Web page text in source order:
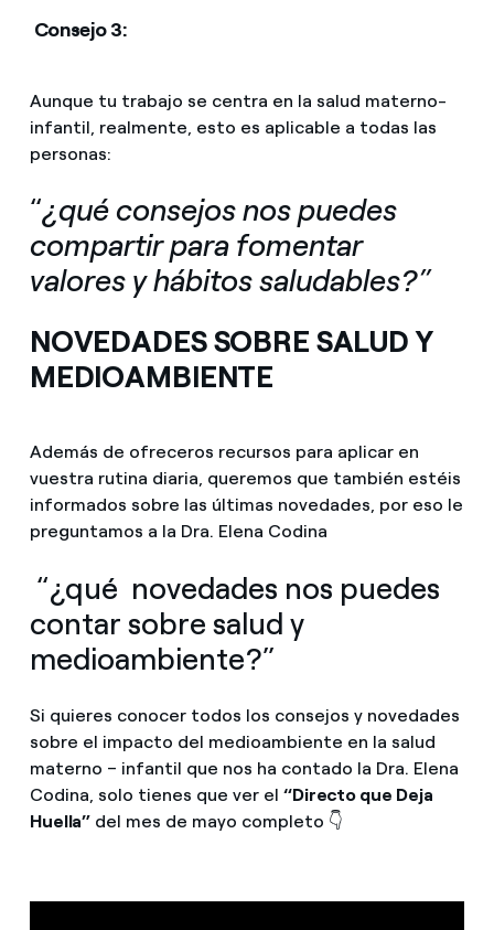
Consejo 3:
Aunque tu trabajo se centra en la salud materno-
infantil, realmente, esto es aplicable a todas las
personas:
“¿qué consejos nos puedes
compartir para fomentar
valores y hábitos saludables?”
NOVEDADES SOBRE SALUD Y
MEDIOAMBIENTE
Además de ofreceros recursos para aplicar en
vuestra rutina diaria, queremos que también estéis
informados sobre las últimas novedades, por eso le
preguntamos a la Dra. Elena Codina
“¿qué novedades nos puedes
contar sobre salud y
medioambiente?”
Si quieres conocer todos los consejos y novedades
sobre el impacto del medioambiente en la salud
materno – infantil que nos ha contado la Dra. Elena
Codina, solo tienes que ver el “Directo que Deja
Huella” del mes de mayo completo 👇